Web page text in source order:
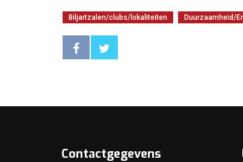
Biljartzalen/clubs/lokaliteiten Duurzaamheid/
Contactgegevens